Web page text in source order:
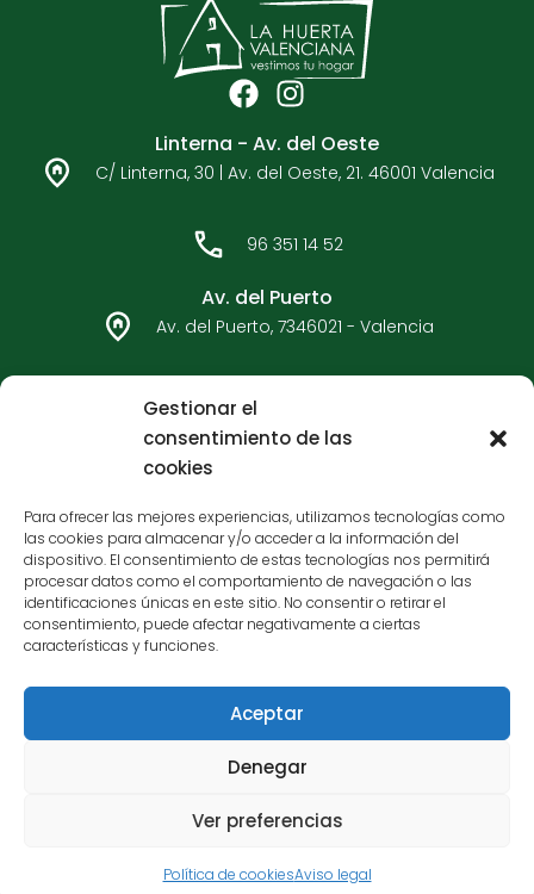
Gestionar el
consentimiento de las
cookies
Para ofrecer las mejores experiencias, utilizamos tecnologías como
las cookies para almacenar y/o acceder a la información del
dispositivo. El consentimiento de estas tecnologías nos permitirá
procesar datos como el comportamiento de navegación o las
identificaciones únicas en este sitio. No consentir o retirar el
consentimiento, puede afectar negativamente a ciertas
características y funciones.
Aceptar
Denegar
Ver preferencias
Política de cookiesAviso legal
F
a
c
e
o
k
I
s
t
g
a
m
Linterna - Av. del Oeste
C/ Linterna, 30 | Av. del Oeste, 21. 46001 Valencia
96 351 14 52
Av. del Puerto
Av. del Puerto, 7346021 - Valencia
96 362 33 92
Carteros - Bulervard Sur
C/ Carteros, 7546017 - Valencia
96 377 65 05
Financiado por la Unión Europea - NextGenerationEU
© 2023 La Huerta Valenciana. Todos los derechos
reservados